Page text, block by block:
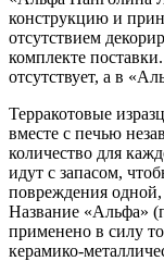
конструкцию и
отсутствием
комплекте
отсутствует, а в
Терракотовые
вместе с печью
количество для
идут с запасом,
повреждения
Название «Альфа»
применено в силу
керамико-